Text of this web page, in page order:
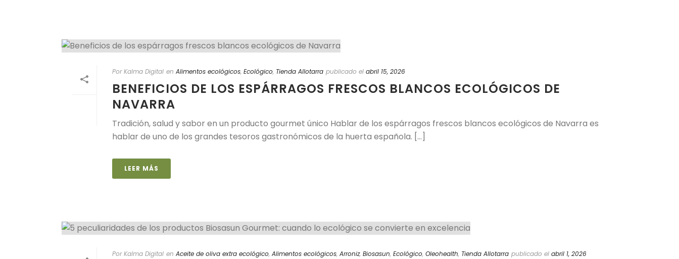
Por Kalma Digital en Alimentos ecológicos, Ecológico, Tienda Allotarra publicado el abril 15, 2026
BENEFICIOS DE LOS ESPÁRRAGOS FRESCOS BLANCOS ECOLÓGICOS DE
NAVARRA
Tradición, salud y sabor en un producto gourmet único Hablar de los espárragos frescos blancos ecológicos de Navarra es
hablar de uno de los grandes tesoros gastronómicos de la huerta española. [...]
LEER MÁS
Por Kalma Digital en Aceite de oliva extra ecológico, Alimentos ecológicos, Arroniz, Biosasun, Ecológico, Oleohealth, Tienda Allotarra publicado el abril 1, 2026